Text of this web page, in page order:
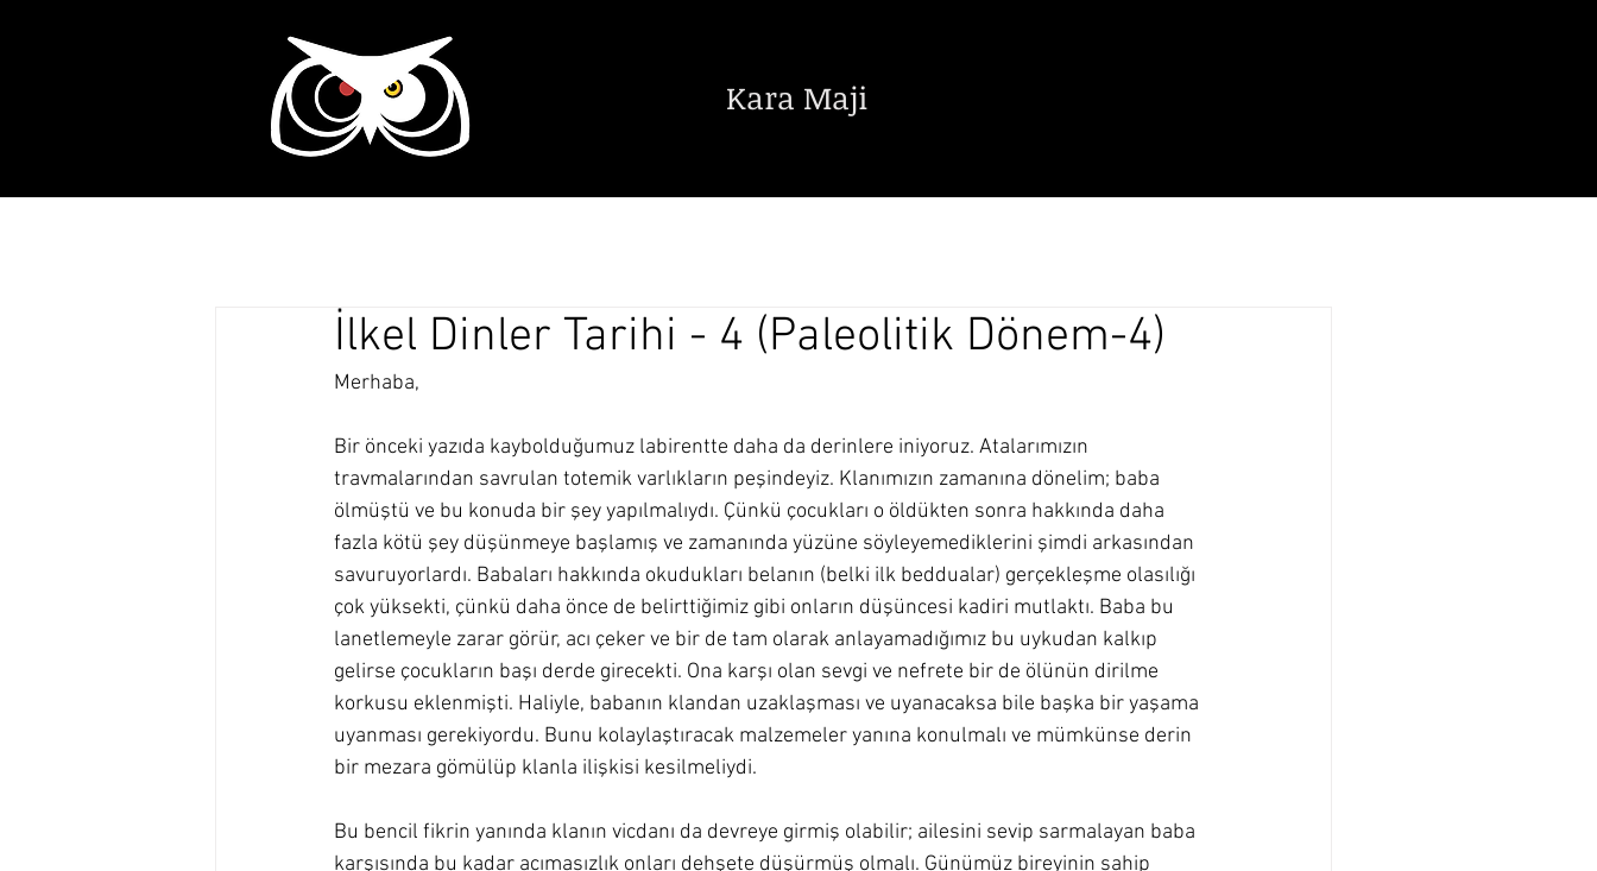
Kara Maji
İlkel Dinler Tarihi - 4 (Paleolitik Dönem-4)
Merhaba,
Bir önceki yazıda kaybolduğumuz labirentte daha da derinlere iniyoruz. Atalarımızın
travmalarından savrulan totemik varlıkların peşindeyiz. Klanımızın zamanına dönelim; baba
ölmüştü ve bu konuda bir şey yapılmalıydı. Çünkü çocukları o öldükten sonra hakkında daha
fazla kötü şey düşünmeye başlamış ve zamanında yüzüne söyleyemediklerini şimdi arkasından
savuruyorlardı. Babaları hakkında okudukları belanın (belki ilk beddualar) gerçekleşme olasılığı
çok yüksekti, çünkü daha önce de belirttiğimiz gibi onların düşüncesi kadiri mutlaktı. Baba bu
lanetlemeyle zarar görür, acı çeker ve bir de tam olarak anlayamadığımız bu uykudan kalkıp
gelirse çocukların başı derde girecekti. Ona karşı olan sevgi ve nefrete bir de ölünün dirilme
korkusu eklenmişti. Haliyle, babanın klandan uzaklaşması ve uyanacaksa bile başka bir yaşama
uyanması gerekiyordu. Bunu kolaylaştıracak malzemeler yanına konulmalı ve mümkünse derin
bir mezara gömülüp klanla ilişkisi kesilmeliydi.
Bu bencil fikrin yanında klanın vicdanı da devreye girmiş olabilir; ailesini sevip sarmalayan baba
karşısında bu kadar acımasızlık onları dehşete düşürmüş olmalı. Günümüz bireyinin sahip